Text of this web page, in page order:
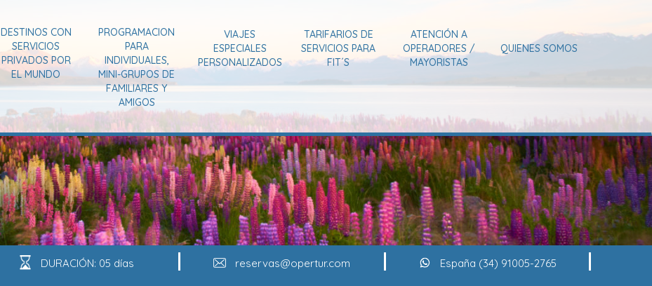
DESTINOS CON
SERVICIOS
PRIVADOS POR
EL MUNDO
PROGRAMACION
PARA
INDIVIDUALES,
MINI-GRUPOS DE
FAMILIARES Y
AMIGOS
VIAJES
ESPECIALES
PERSONALIZADOS
TARIFARIOS DE
SERVICIOS PARA
FIT´S
ATENCIÓN A
OPERADORES /
MAYORISTAS
QUIENES SOMOS
DURACIÓN: 05 días reservas@opertur.com España (34) 91005-2765